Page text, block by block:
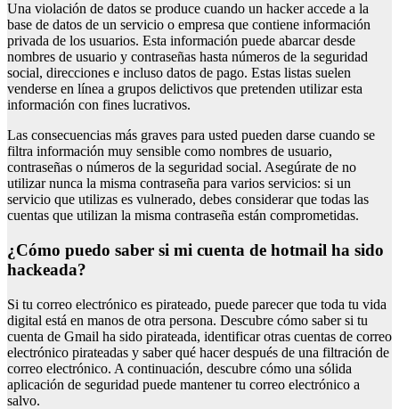
Una violación de datos se produce cuando un hacker accede a la
base de datos de un servicio o empresa que contiene información
privada de los usuarios. Esta información puede abarcar desde
nombres de usuario y contraseñas hasta números de la seguridad
social, direcciones e incluso datos de pago. Estas listas suelen
venderse en línea a grupos delictivos que pretenden utilizar esta
información con fines lucrativos.
Las consecuencias más graves para usted pueden darse cuando se
filtra información muy sensible como nombres de usuario,
contraseñas o números de la seguridad social. Asegúrate de no
utilizar nunca la misma contraseña para varios servicios: si un
servicio que utilizas es vulnerado, debes considerar que todas las
cuentas que utilizan la misma contraseña están comprometidas.
¿cómo puedo saber si mi cuenta de hotmail ha sido
hackeada?
Si tu correo electrónico es pirateado, puede parecer que toda tu vida
digital está en manos de otra persona. Descubre cómo saber si tu
cuenta de Gmail ha sido pirateada, identificar otras cuentas de correo
electrónico pirateadas y saber qué hacer después de una filtración de
correo electrónico. A continuación, descubre cómo una sólida
aplicación de seguridad puede mantener tu correo electrónico a
salvo.